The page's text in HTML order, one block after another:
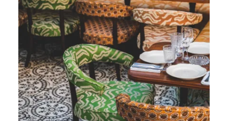
Toison d'or
Authentisch Vertraulich
Ein wildes Paradies mit tausend Farben